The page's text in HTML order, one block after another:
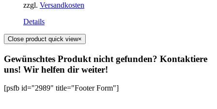
zzgl. Versandkosten
Details
Close product quick view×
Gewünschtes Produkt nicht gefunden? Kontaktiere
uns! Wir helfen dir weiter!
[psfb id="2989" title="Footer Form"]